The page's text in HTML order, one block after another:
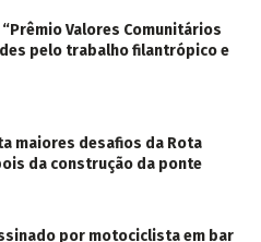
Valores Comunitários
pelo trabalho filantrópico e
maiores desafios da Rota
da construção da ponte
por motociclista em bar